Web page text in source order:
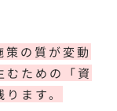
の質が変動
むための「資
ます。